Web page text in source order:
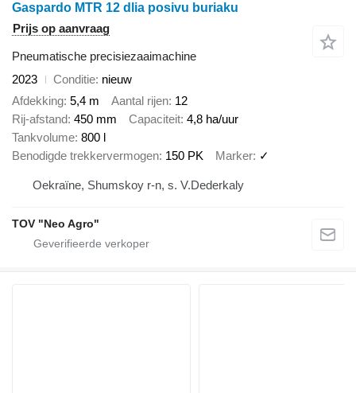
Gaspardo MTR 12 dlia posivu buriaku
Prijs op aanvraag
Pneumatische precisiezaaimachine
2023
Conditie nieuw
Afdekking 5,4 m Aantal rijen 12
Rij-afstand 450 mm Capaciteit 4,8 ha/uur
Tankvolume 800 l
Benodigde trekkervermogen 150 PK Marker ✓
Oekraïne, Shumskoy r-n, s. V.Dederkaly
TOV "Neo Agro"